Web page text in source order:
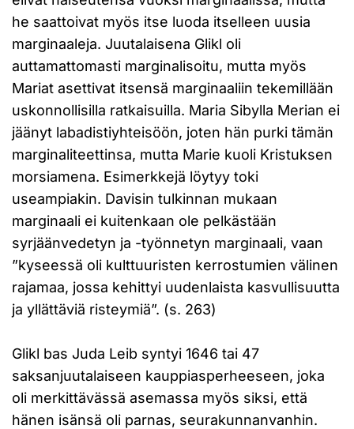
he saattoivat myös itse luoda itselleen uusia
marginaaleja. Juutalaisena Glikl oli
auttamattomasti marginalisoitu, mutta myös
Mariat asettivat itsensä marginaaliin tekemillään
uskonnollisilla ratkaisuilla. Maria Sibylla Merian ei
jäänyt labadistiyhteisöön, joten hän purki tämän
marginaliteettinsa, mutta Marie kuoli Kristuksen
morsiamena. Esimerkkejä löytyy toki
useampiakin. Davisin tulkinnan mukaan
marginaali ei kuitenkaan ole pelkästään
syrjäänvedetyn ja -työnnetyn marginaali, vaan
”kyseessä oli kulttuuristen kerrostumien välinen
rajamaa, jossa kehittyi uudenlaista kasvullisuutta
ja yllättäviä risteymiä”. (s. 263)
Glikl bas Juda Leib syntyi 1646 tai 47
saksanjuutalaiseen kauppiasperheeseen, joka
oli merkittävässä asemassa myös siksi, että
hänen isänsä oli parnas, seurakunnanvanhin.